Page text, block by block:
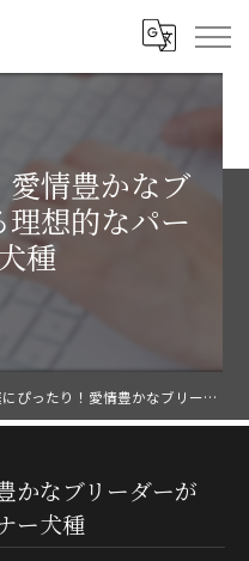
情豊かなブ
理想的なパー
種
たり！愛情豊かなブリーダーが育てる理想的なパートナー犬種
かなブリーダーが
ー犬種